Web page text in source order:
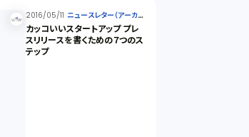
2016/05/11 ニュースレター（アーカイ
ブ）
カッコいいスタートアップ プレ
スリリースを書くための７つのス
テップ